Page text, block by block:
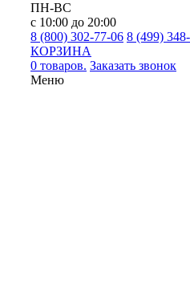
ПН-ВС
с 10:00 до 20:00
8 (800) 302-77-06 8 (499)
КОРЗИНА
0 товаров. Заказать звонок
Меню